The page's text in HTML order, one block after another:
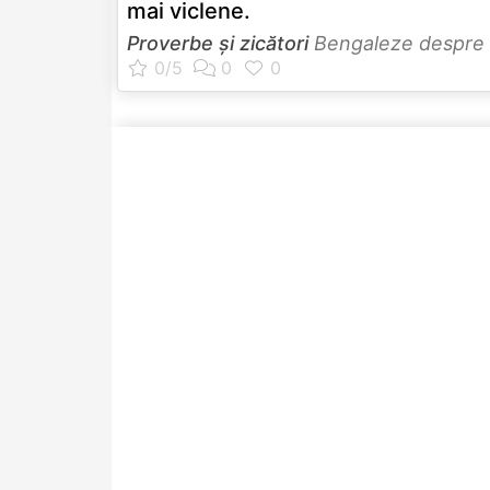
mai viclene.
Proverbe și zicătoriBengaleze despre